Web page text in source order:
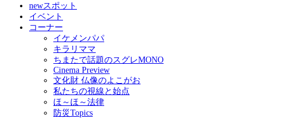
newスポット
イベント
コーナー
イケメンパパ
キラリママ
ちまたで話題のスグレMONO
Cinema Preview
文化財 仏像のよこがお
私たちの視線と始点
ほ～ほ～法律
防災Topics